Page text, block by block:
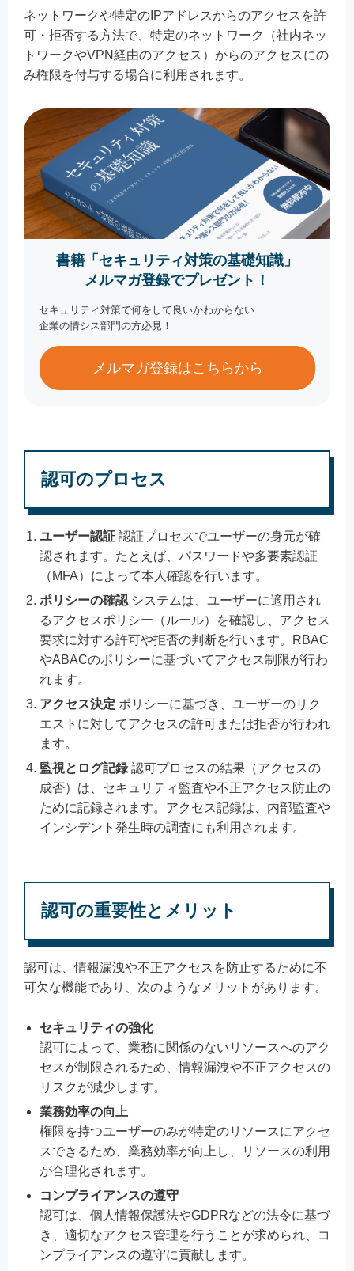
ネットワークや特定のIPアドレスからのアクセスを許
可・拒否する方法で、特定のネットワーク（社内ネッ
トワークやVPN経由のアクセス）からのアクセスにの
み権限を付与する場合に利用されます。
書籍「セキュリティ対策の基礎知識」
メルマガ登録でプレゼント！
セキュリティ対策で何をして良いかわからない
企業の情シス部門の方必見！
メルマガ登録はこちらから
認可のプロセス
ユーザー認証 認証プロセスでユーザーの身元が確
認されます。たとえば、パスワードや多要素認証
（MFA）によって本人確認を行います。
ポリシーの確認 システムは、ユーザーに適用され
るアクセスポリシー（ルール）を確認し、アクセス
要求に対する許可や拒否の判断を行います。RBAC
やABACのポリシーに基づいてアクセス制限が行わ
れます。
アクセス決定 ポリシーに基づき、ユーザーのリク
エストに対してアクセスの許可または拒否が行われ
ます。
監視とログ記録 認可プロセスの結果（アクセスの
成否）は、セキュリティ監査や不正アクセス防止の
ために記録されます。アクセス記録は、内部監査や
インシデント発生時の調査にも利用されます。
認可の重要性とメリット
認可は、情報漏洩や不正アクセスを防止するために不
可欠な機能であり、次のようなメリットがあります。
セキュリティの強化
認可によって、業務に関係のないリソースへのアク
セスが制限されるため、情報漏洩や不正アクセスの
リスクが減少します。
業務効率の向上
権限を持つユーザーのみが特定のリソースにアクセ
スできるため、業務効率が向上し、リソースの利用
が合理化されます。
コンプライアンスの遵守
認可は、個人情報保護法やGDPRなどの法令に基づ
き、適切なアクセス管理を行うことが求められ、コ
ンプライアンスの遵守に貢献します。